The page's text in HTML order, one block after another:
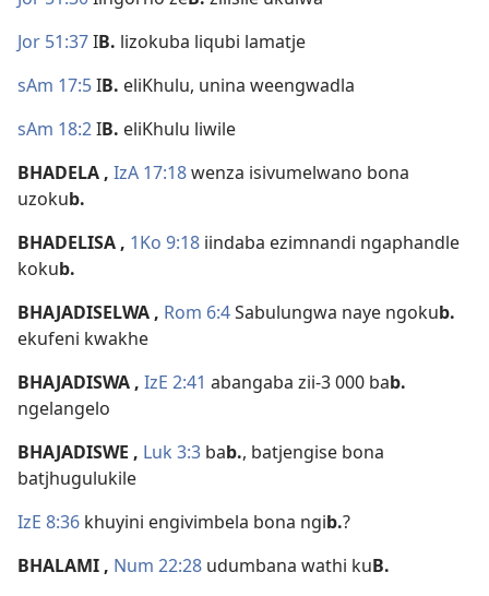
Jor 51:37IB. lizokuba liqubi lamatje
sAm 17:5IB. eliKhulu, unina weengwadla
sAm 18:2IB. eliKhulu liwile
BHADELA, IzA 17:18wenza isivumelwano bona
uzokub.
BHADELISA, 1Ko 9:18 iindaba ezimnandi ngaphandle
kokub.
BHAJADISELWA, Rom 6:4Sabulungwa naye ngokub.
ekufeni kwakhe
BHAJADISWA, IzE 2:41 abangaba zii-3 000 bab.
ngelangelo
BHAJADISWE , Luk 3:3 bab., batjengise bona
batjhugulukile
IzE 8:36 khuyini engivimbela bona ngib.?
BHALAMI, Num 22:28 udumbana wathi kuB.